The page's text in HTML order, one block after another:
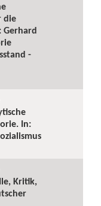
die
-
In:
Kritik,